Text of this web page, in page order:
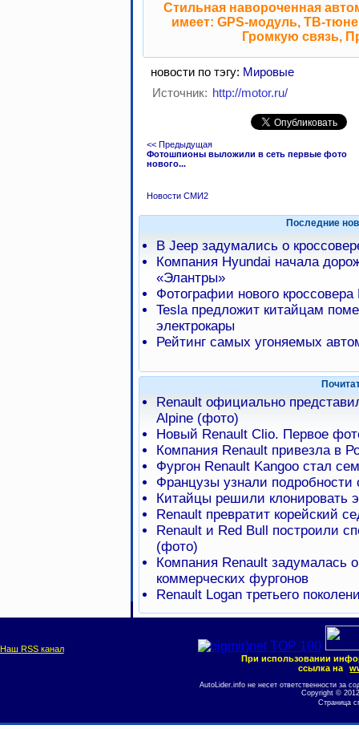
Стильная навороченная
имеет: GPS-модуль, ТВ-
Громкую связь,
новости по тэгу: Мировые
Источник: http://motor.ru/
<< Предыдущая
Фотошпионы выложили в сеть первые фото
нового...
Новости СМИ2
Последние
В Jeep задумались о
Компания Hyundai начала
«Элантры»
Фотографии нового
Tesla предложит китайцам
электрокары
Рейтинг самых угоняемых
Renault официально
Alpine (фото)
Новый Renault Clio. Первое
Компания Renault привезла в
Фургон Renault Kangoo стал
Французы узнали подробности
Китайцы решили клонировать
Renault превратит корейский
Renault и Red Bull построили
(фото)
Компания Renault задумалась
коммерческих фургонов
Renault Logan третьего
Наш RSS канал
При использовании
ссылка на
AutoLider.info не несет ответственности за
Copyright ©
Страница